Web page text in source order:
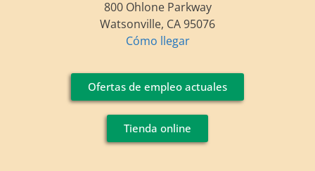
800 Ohlone Parkway
Watsonville, CA 95076
Cómo llegar
Ofertas de empleo actuales
Tienda online